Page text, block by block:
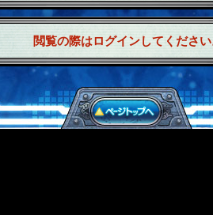
閲覧の際はログインしてくださ